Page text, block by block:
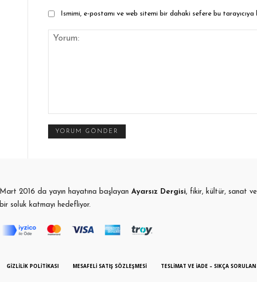
Ismimi, e-postamı ve web sitemi bir dahaki sefere bu tarayıcıya
Mart 2016 da yayın hayatına başlayan Ayarsız Dergisi, fikir, kültür, sanat
bir soluk katmayı hedefliyor.
GIZLILIK POLITIKASI MESAFELI SATIŞ SÖZLEŞMESI TESLIMAT VE İADE – SIKÇA